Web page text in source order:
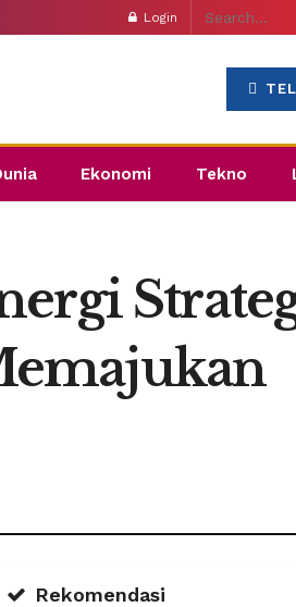
Login
Ekonomi Tekno
Rekomendasi